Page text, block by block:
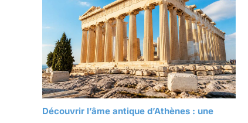
Découvrir l’âme antique d’Athènes : une